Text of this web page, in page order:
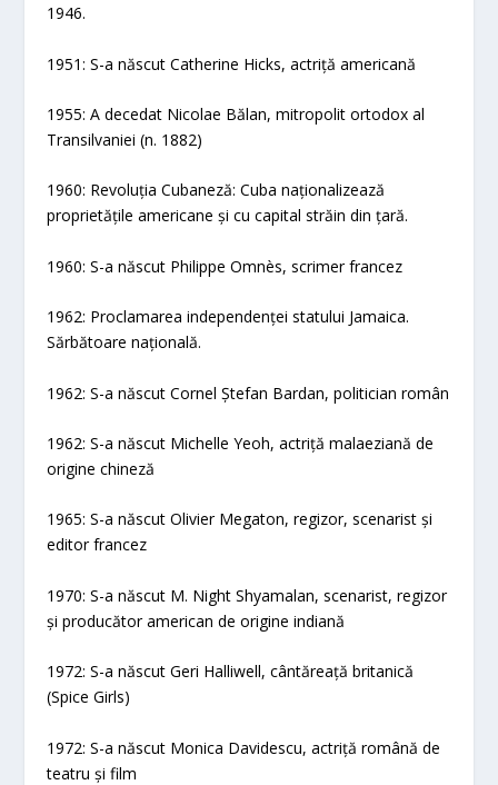
1946.
1951: S-a născut Catherine Hicks, actriță americană
1955: A decedat Nicolae Bălan, mitropolit ortodox al
Transilvaniei (n. 1882)
1960: Revoluția Cubaneză: Cuba naționalizează
proprietățile americane și cu capital străin din țară.
1960: S-a născut Philippe Omnès, scrimer francez
1962: Proclamarea independenței statului Jamaica.
Sărbătoare națională.
1962: S-a născut Cornel Ștefan Bardan, politician român
1962: S-a născut Michelle Yeoh, actriță malaeziană de
origine chineză
1965: S-a născut Olivier Megaton, regizor, scenarist și
editor francez
1970: S-a născut M. Night Shyamalan, scenarist, regizor
și producător american de origine indiană
1972: S-a născut Geri Halliwell, cântăreață britanică
(Spice Girls)
1972: S-a născut Monica Davidescu, actriță română de
teatru și film